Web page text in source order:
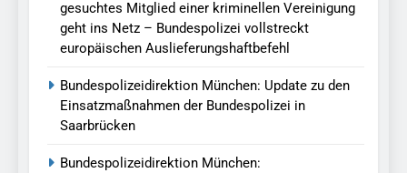
gesuchtes Mitglied einer kriminellen Vereinigung
geht ins Netz – Bundespolizei vollstreckt
europäischen Auslieferungshaftbefehl
Bundespolizeidirektion München: Update zu den
Einsatzmaßnahmen der Bundespolizei in
Saarbrücken
Bundespolizeidirektion München: